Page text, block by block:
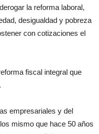
la reforma laboral,
desigualdad y pobreza
con cotizaciones el
fiscal integral que
empresariales y del
mismo que hace 50 años